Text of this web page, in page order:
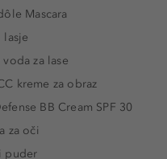
Mascara
lasje
voda za lase
kreme za obraz
BB Cream SPF 30
za oči
puder